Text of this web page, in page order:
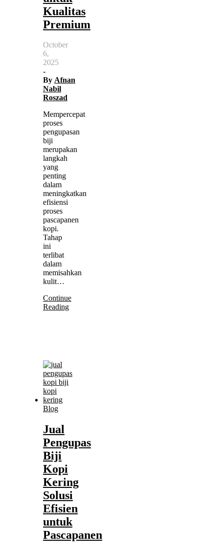
Kualitas
Premium
October
6,
2025
-
By Afnan
Nabil
Roszad
Mempercepat
proses
pengupasan
biji
merupakan
langkah
yang
penting
dalam
meningkatkan
efisiensi
proses
pascapanen
kopi.
Tahap
ini
terlibat
dalam
memisahkan
kulit…
Continue
Reading
Blog
Jual
Pengupas
Biji
Kopi
Kering
Solusi
Efisien
untuk
Pascapanen